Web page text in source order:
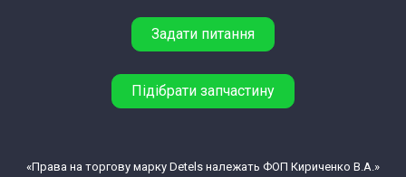
Задати питання
Підібрати запчастину
«Права на торгову марку Detels належать ФОП Кириченко В.А.»